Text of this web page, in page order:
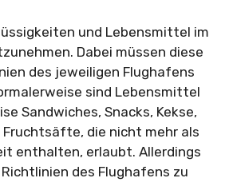
und Lebensmittel im
Dabei müssen diese
des jeweiligen Flughafens
sind Lebensmittel
Sandwiches, Snacks, Kekse,
Fruchtsäfte, die nicht mehr als
enthalten, erlaubt. Allerdings
des Flughafens zu